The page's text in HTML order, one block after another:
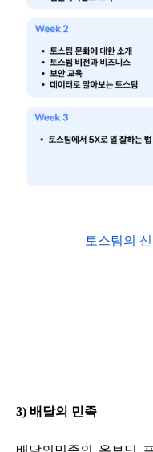
토스팀의
3) 배달의 민족